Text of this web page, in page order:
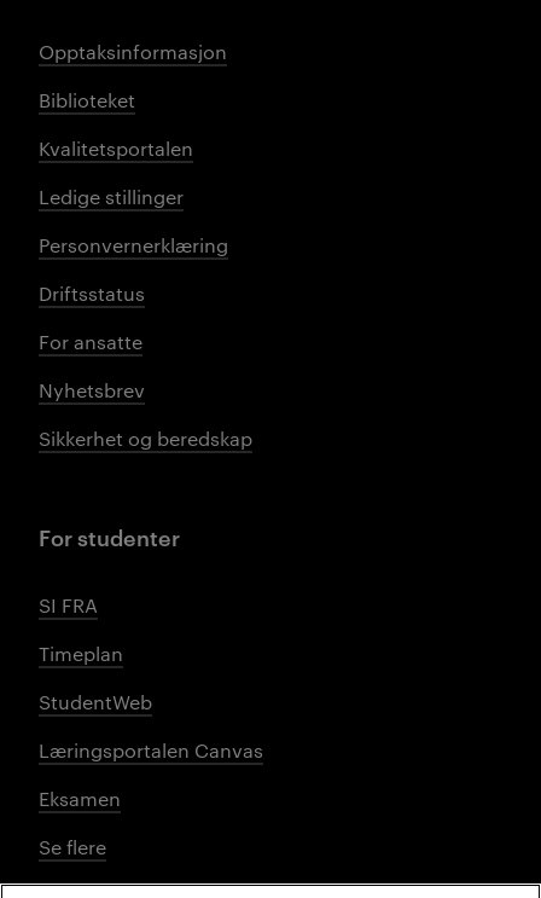
Opptaksinformasjon
Biblioteket
Kvalitetsportalen
Ledige stillinger
Personvernerklæring
Driftsstatus
For ansatte
Nyhetsbrev
Sikkerhet og beredskap
For studenter
SI FRA
Timeplan
StudentWeb
Læringsportalen Canvas
Eksamen
Se flere